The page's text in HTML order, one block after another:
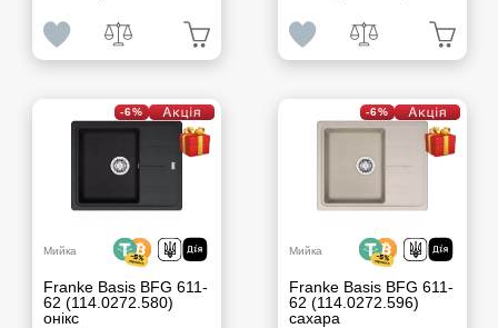
-6%
Мийка
Franke Basis BFG 611-
62 (114.0272.580)
онікс
-6%
Мийка
Franke Basis BFG 611-
62 (114.0272.596)
сахара